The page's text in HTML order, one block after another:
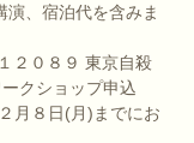
、宿泊代を含みま
２０８９ 東京自殺
クショップ申込
月８日(月)までにお